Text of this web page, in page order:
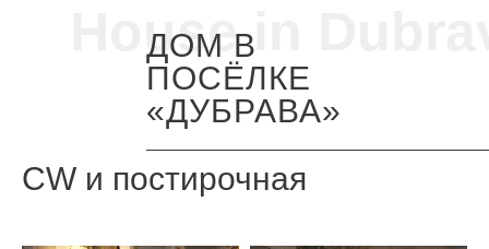
House in
ДОМ В
ПОСЁЛКЕ
«ДУБРАВА»
CW и постирочная